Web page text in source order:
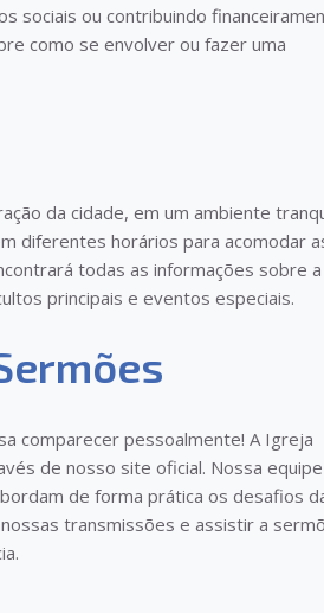
sociais ou contribuindo
como se envolver ou fazer uma
da cidade, em um ambiente
diferentes horários para acomodar
todas as informações sobre a
principais e eventos especiais.
comparecer pessoalmente! A Igreja
de nosso site oficial. Nossa equipe
de forma prática os desafios
transmissões e assistir a